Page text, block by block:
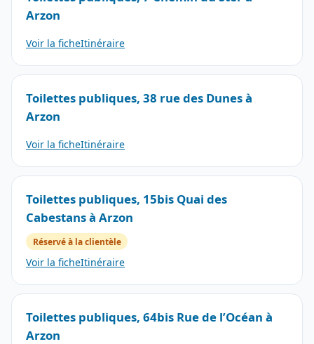
Arzon
Voir la ficheItinéraire
Toilettes publiques, 38 rue des Dunes à
Arzon
Voir la ficheItinéraire
Toilettes publiques, 15bis Quai des
Cabestans à Arzon
Réservé à la clientèle
Voir la ficheItinéraire
Toilettes publiques, 64bis Rue de l’Océan à
Arzon